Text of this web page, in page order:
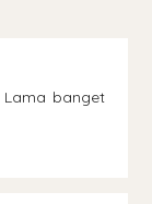
banget